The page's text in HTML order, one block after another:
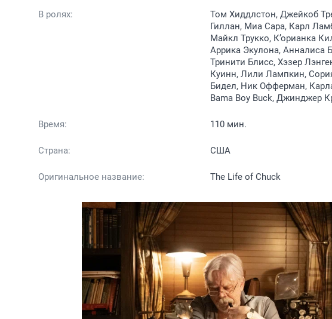
В ролях:
Том Хиддлстон, Джейкоб
Гиллан, Миа Сара, Карл
Майкл Трукко, К’орианка
Аррика Экулона, Анналиса
Тринити Блисс, Хэзер
Куинн, Лили Лампкин,
Бидел, Ник Офферман,
Bama Boy Buck, Джинджер
Время: 110 мин.
Страна: США
Оригинальное название: The Life of Chuck